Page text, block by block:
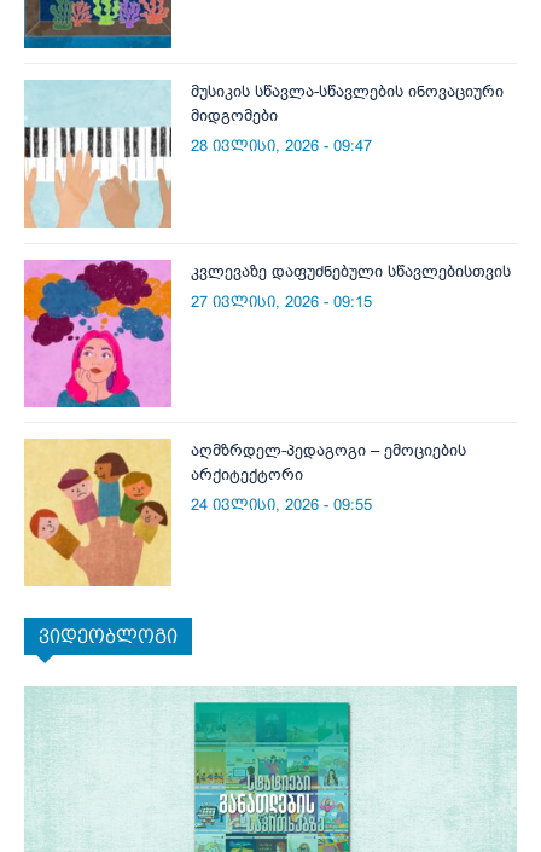
მუსიკის სწავლა-სწავლების ინოვაციური
მიდგომები
28 ივლისი, 2026 - 09:47
კვლევაზე დაფუძნებული სწავლებისთვის
27 ივლისი, 2026 - 09:15
აღმზრდელ-პედაგოგი – ემოციების
არქიტექტორი
24 ივლისი, 2026 - 09:55
ვიდეობლოგი